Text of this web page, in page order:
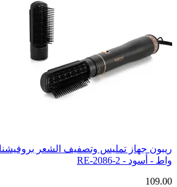
واط - أسود - RE-2086-2
109.00